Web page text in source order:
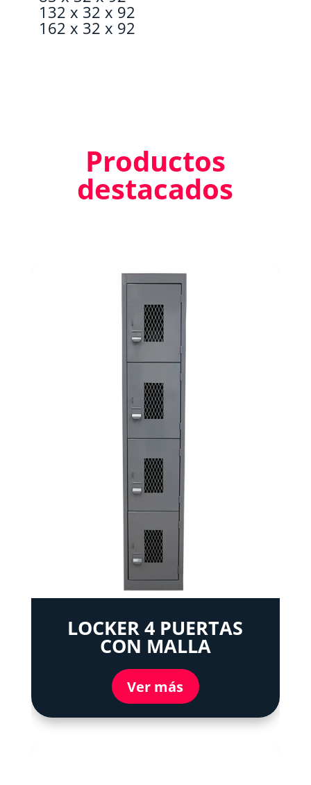
132 x 32 x 92
162 x 32 x 92
Productos
destacados
LOCKER 4 PUERTAS
CON MALLA
Ver más